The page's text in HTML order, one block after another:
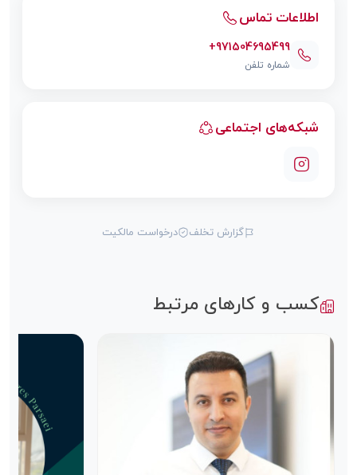
اطلاعات تماس
+971504695499
شماره تلفن
شبکه‌های اجتماعی
گزارش تخلف درخواست مالکیت
کسب و کارهای مرتبط